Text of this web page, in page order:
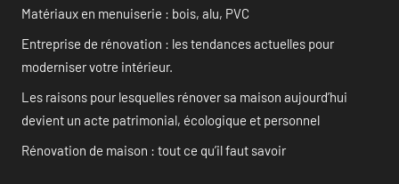
Matériaux en menuiserie : bois, alu, PVC
Entreprise de rénovation : les tendances actuelles pour
moderniser votre intérieur.
Les raisons pour lesquelles rénover sa maison aujourd’hui
devient un acte patrimonial, écologique et personnel
Rénovation de maison : tout ce qu’il faut savoir